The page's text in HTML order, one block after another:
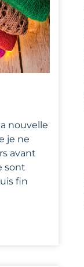
nouvelle
je ne
avant
sont
fin